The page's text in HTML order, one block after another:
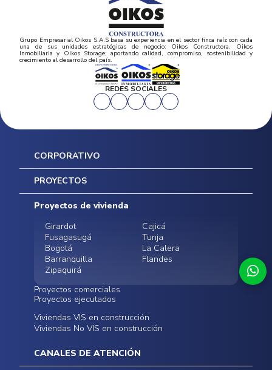
Grupo Empresarial Oikos S.A.S basa su experiencia en el sector finca raíz con cada
una de sus unidades estratégicas de negocio: Oikos Constructora, Oikos
Inmobiliaria y Oikos Storage; aportando calidad, compromiso, sostenibilidad y
crecimiento al desarrollo del país.
REDES SOCIALES
CORPORATIVO
Inicio
Mapa del sitio
Postventas
Contratación Directa
Noticias
PROYECTOS
Proyectos de vivienda
Girardot
Cajicá
Fusagasugá
Tunja
Bogotá
La Calera
Barranquilla
Flandes
Zipaquirá
Proyectos comerciales
Funza
Infinitum Zentral
Bodegas - ALMAX
Centro Comercial
Proyectos ejecutados
Conoce nuestros
proyectos ejecutados
Viviendas VIS en construcción
Viviendas No VIS en construcción
CANALES DE ATENCIÓN